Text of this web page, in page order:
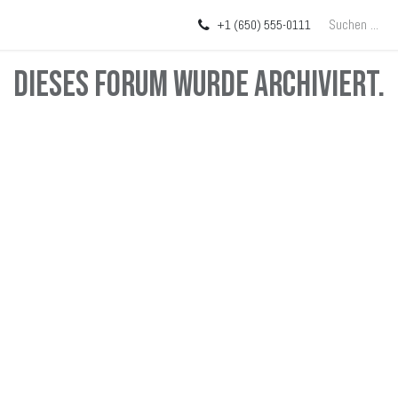
+1 (650) 555-0111
Dieses Forum wurde archiviert.